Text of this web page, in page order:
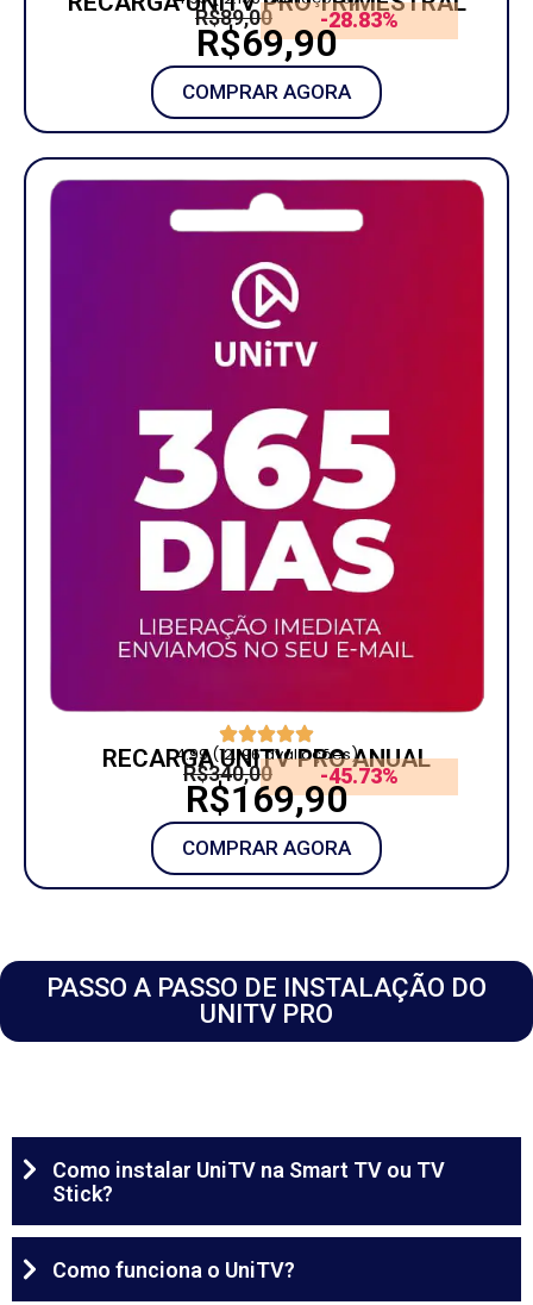
R$89,00 -28.83%
R$69,90
COMPRAR AGORA
4.99 (12.196 avaliações)
RECARGA UNITV PRO ANUAL
R$340,00 -45.73%
R$169,90
COMPRAR AGORA
PASSO A PASSO DE INSTALAÇÃO DO
UNITV PRO
Como instalar UniTV na Smart TV ou TV
Stick?
Como funciona o UniTV?